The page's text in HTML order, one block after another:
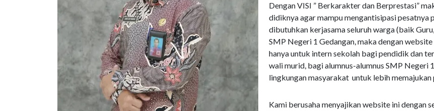
Dengan VISI ” Berkarakter dan Berprestasi”
didiknya agar mampu mengantisipasi
dibutuhkan kerjasama seluruh warga (baik
SMP Negeri 1 Gedangan, maka dengan
hanya untuk intern sekolah bagi pendidik dan
wali murid, bagi alumnus-alumnus SMP Negeri
lingkungan masyarakat untuk lebih memajukan
Kami berusaha menyajikan website ini dengan